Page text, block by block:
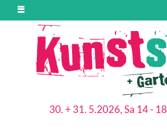
30. + 31. 5.2026, Sa 14 -